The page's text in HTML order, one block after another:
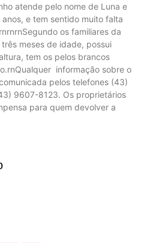
atende pelo nome de Luna e
e tem sentido muito falta
os familiares da
meses de idade, possui
tem os pelos brancos
informação sobre o
pelos telefones (43)
9607-8123. Os proprietários
para quem devolver a